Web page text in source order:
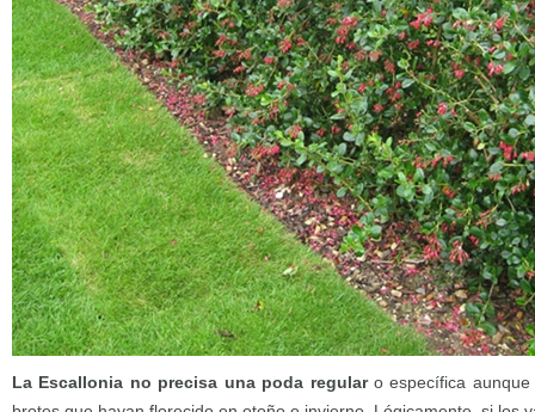
La Escallonia no precisa una poda regularo específica aunque